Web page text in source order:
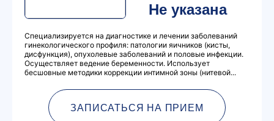
Не указана
Специализируется на диагностике и лечении заболеваний
гинекологического профиля: патологии яичников (кисты,
дисфункция), опухолевые заболеваний и половые инфекции.
Осуществляет ведение беременности. Использует
бесшовные методики коррекции интимной зоны (нитевой...
ЗАПИСАТЬСЯ НА ПРИЕМ